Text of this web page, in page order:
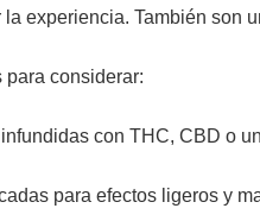
experiencia. También son
considerar:
con THC, CBD o
para efectos ligeros y